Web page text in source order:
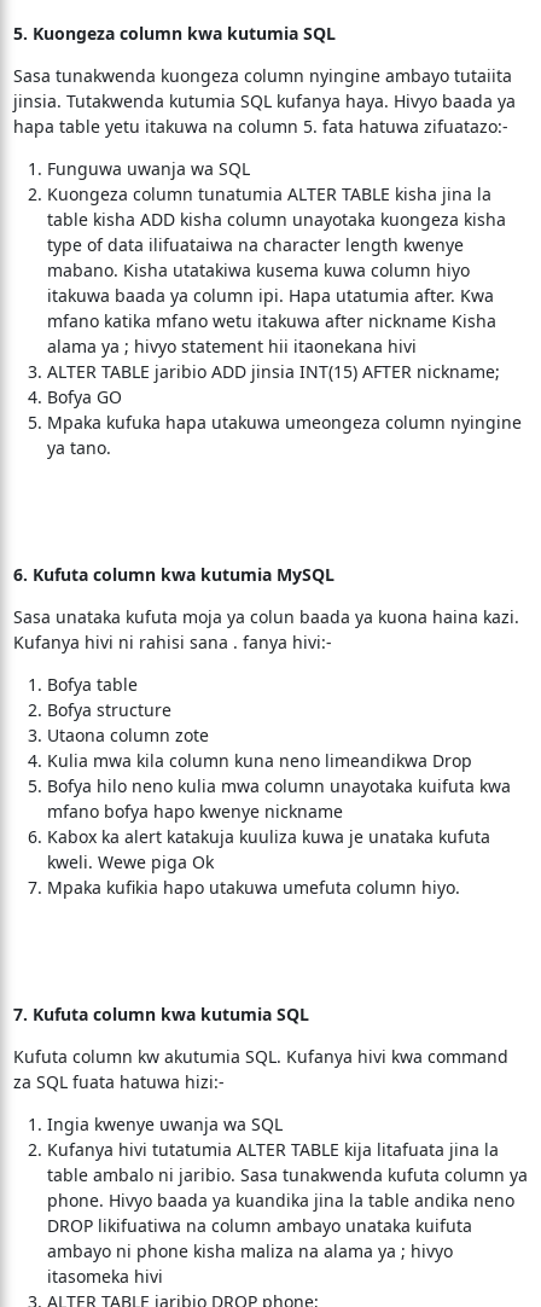
5. Kuongeza column kwa kutumia SQL
Sasa tunakwenda kuongeza column nyingine ambayo tutaiita
jinsia. Tutakwenda kutumia SQL kufanya haya. Hivyo baada ya
hapa table yetu itakuwa na column 5. fata hatuwa zifuatazo:-
Funguwa uwanja wa SQL
Kuongeza column tunatumia ALTER TABLE kisha jina la
table kisha ADD kisha column unayotaka kuongeza kisha
type of data ilifuataiwa na character length kwenye
mabano. Kisha utatakiwa kusema kuwa column hiyo
itakuwa baada ya column ipi. Hapa utatumia after. Kwa
mfano katika mfano wetu itakuwa after nickname Kisha
alama ya ; hivyo statement hii itaonekana hivi
ALTER TABLE jaribio ADD jinsia INT(15) AFTER nickname;
Bofya GO
Mpaka kufuka hapa utakuwa umeongeza column nyingine
ya tano.
6. Kufuta column kwa kutumia MySQL
Sasa unataka kufuta moja ya colun baada ya kuona haina kazi.
Kufanya hivi ni rahisi sana . fanya hivi:-
Bofya table
Bofya structure
Utaona column zote
Kulia mwa kila column kuna neno limeandikwa Drop
Bofya hilo neno kulia mwa column unayotaka kuifuta kwa
mfano bofya hapo kwenye nickname
Kabox ka alert katakuja kuuliza kuwa je unataka kufuta
kweli. Wewe piga Ok
Mpaka kufikia hapo utakuwa umefuta column hiyo.
7. Kufuta column kwa kutumia SQL
Kufuta column kw akutumia SQL. Kufanya hivi kwa command
za SQL fuata hatuwa hizi:-
Ingia kwenye uwanja wa SQL
Kufanya hivi tutatumia ALTER TABLE kija litafuata jina la
table ambalo ni jaribio. Sasa tunakwenda kufuta column ya
phone. Hivyo baada ya kuandika jina la table andika neno
DROP likifuatiwa na column ambayo unataka kuifuta
ambayo ni phone kisha maliza na alama ya ; hivyo
itasomeka hivi
ALTER TABLE jaribio DROP phone;